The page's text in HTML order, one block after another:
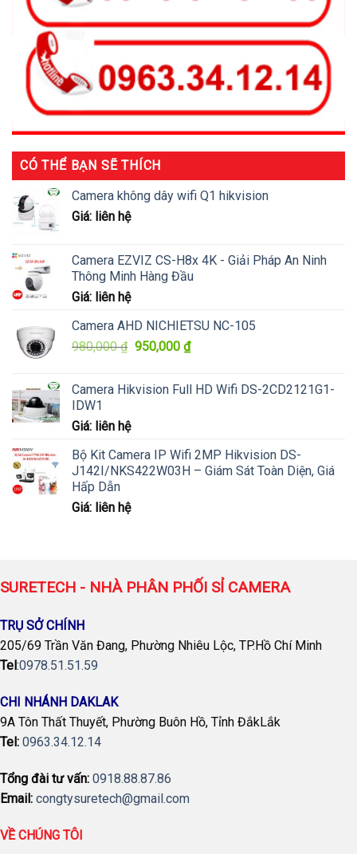
CÓ THỂ BẠN SẼ THÍCH
Camera không dây wifi Q1 hikvision
Giá: liên hệ
Camera EZVIZ CS-H8x 4K - Giải Pháp An Ninh
Thông Minh Hàng Đầu
Giá: liên hệ
Camera AHD NICHIETSU NC-105
980,000₫ Giá
980,000 ₫.
950,000 ₫Giá
là:
Camera Hikvision Full HD Wifi DS-2CD2121G1-
IDW1
Giá: liên hệ
Bộ Kit Camera IP Wifi 2MP Hikvision DS-
J142I/NKS422W03H – Giám Sát Toàn Diện, Giá
Hấp Dẫn
Giá: liên hệ
SURETECH - NHÀ PHÂN PHỐI SỈ CAMERA
TRỤ SỞ CHÍNH
205/69 Trần Văn Đang, Phường Nhiêu Lộc, TP.Hồ Chí Minh
Tel :0978.51.51.59
CHI NHÁNH DAKLAK
9A Tôn Thất Thuyết, Phường Buôn Hồ, Tỉnh ĐắkLắk
Tel: 0963.34.12.14
Tổng đài tư vấn: 0918.88.87.86
Email: congtysuretech@gmail.com
VỀ CHÚNG TÔI